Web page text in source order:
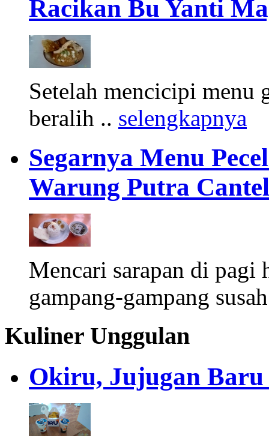
Racikan Bu Yanti
Setelah mencicipi menu
beralih .. selengkapnya
Segarnya Menu
Warung Putra
Mencari sarapan di pagi
gampang-gampang
Kuliner Unggulan
Okiru, Jujugan Baru